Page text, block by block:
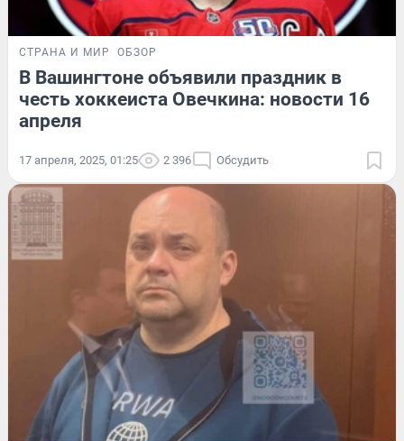
СТРАНА И МИР ОБЗОР
В Вашингтоне объявили праздник в
честь хоккеиста Овечкина: новости 16
апреля
17 апреля, 2025, 01:25 2 396 Обсудить